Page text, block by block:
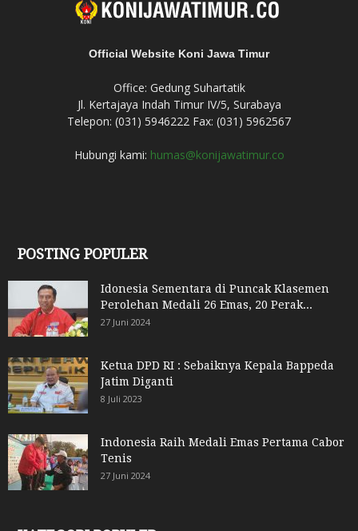
Official Website Koni Jawa Timur
Office: Gedung Suhartatik
Jl. Kertajaya Indah Timur IV/5, Surabaya
Telepon: (031) 5946222 Fax: (031) 5962567
Hubungi kami: humas@konijawatimur.co
POSTING POPULER
Idonesia Sementara di Puncak Klasemen
Perolehan Medali 26 Emas, 20 Perak...
27 Juni 2024
Ketua DPD RI : Sebaiknya Kepala Bappeda
Jatim Diganti
8 Juli 2023
Indonesia Raih Medali Emas Pertama Cabor
Tenis
27 Juni 2024